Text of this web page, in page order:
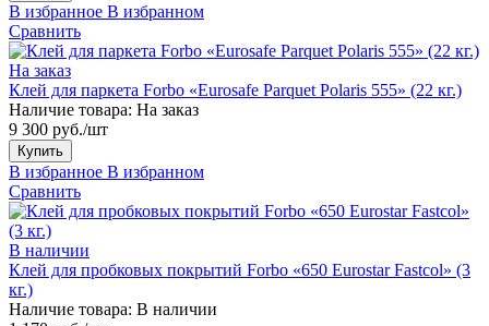
В избранное В избранном
Сравнить
На заказ
Клей для паркета Forbo «Eurosafe Parquet Polaris 555» (22 кг.)
Наличие товара: На заказ
9 300 руб./шт
Купить
В избранное В избранном
Сравнить
В наличии
Клей для пробковых покрытий Forbo «650 Eurostar Fastcol» (3
кг.)
Наличие товара: В наличии